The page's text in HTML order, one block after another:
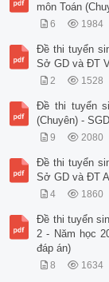
môn Toán
6 1984
Đề thi tuyển
Sở GD và ĐT
2 1528
Đề thi tuyển
(Chuyên) -
9 2080
Đề thi tuyển
Sở GD và ĐT
4 1860
Đề thi tuyển
2 - Năm học
đáp án)
8 1634